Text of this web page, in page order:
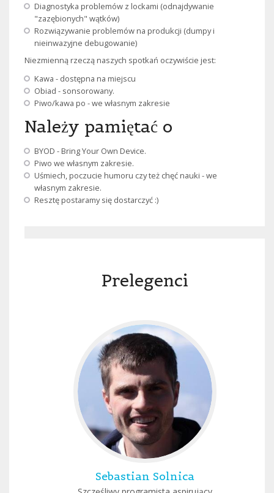
Diagnostyka problemów z lockami (odnajdywanie
"zazębionych" wątków)
Rozwiązywanie problemów na produkcji (dumpy i
nieinwazyjne debugowanie)
Niezmienną rzeczą naszych spotkań oczywiście jest:
Kawa - dostępna na miejscu
Obiad - sonsorowany.
Piwo/kawa po - we własnym zakresie
Należy pamiętać o
BYOD - Bring Your Own Device.
Piwo we własnym zakresie.
Uśmiech, poczucie humoru czy też chęć nauki - we
własnym zakresie.
Resztę postaramy się dostarczyć :)
Prelegenci
Sebastian Solnica